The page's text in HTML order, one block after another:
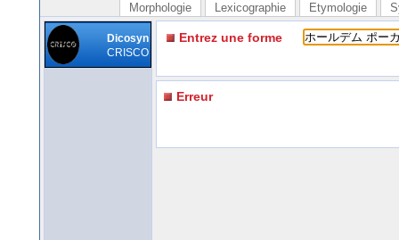
Morphologie Lexicographie Etymologie
Dicosyn
CRISCO
Entrez une forme
Erreur